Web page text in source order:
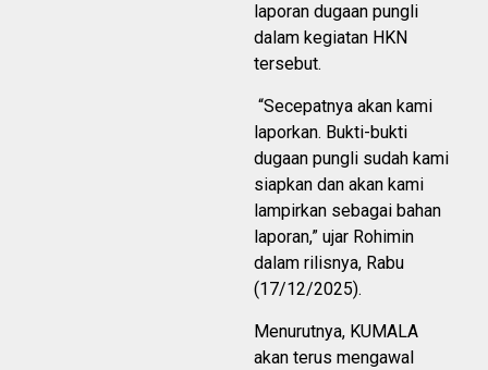
laporan dugaan pungli
dalam kegiatan HKN
tersebut.
“Secepatnya akan kami
laporkan. Bukti-bukti
dugaan pungli sudah kami
siapkan dan akan kami
lampirkan sebagai bahan
laporan,” ujar Rohimin
dalam rilisnya, Rabu
(17/12/2025).
Menurutnya, KUMALA
akan terus mengawal